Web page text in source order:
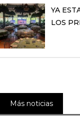
YA
LOS
Más noticias